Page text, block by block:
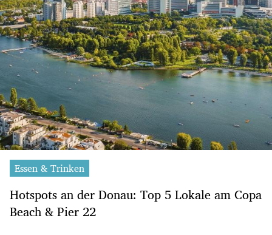
Essen & Trinken
Hotspots an der Donau: Top 5 Lokale am Copa
Beach & Pier 22